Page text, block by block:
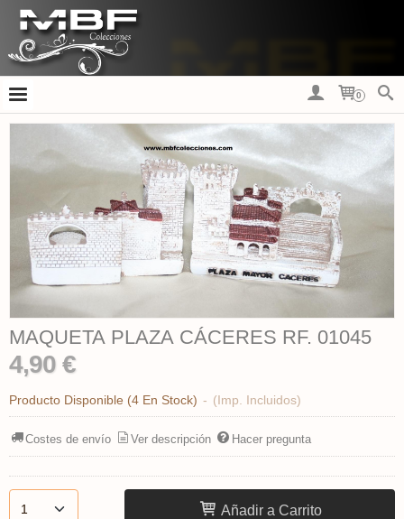
0
MAQUETA PLAZA CÁCERES RF. 01045
4,90 €
Producto Disponible (4 En Stock) - (Imp. Incluidos)
Costes de envío Ver descripción Hacer pregunta
Añadir a Carrito